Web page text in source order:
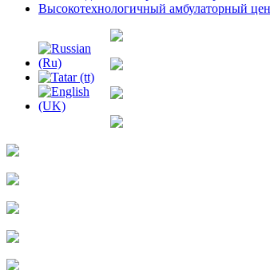
Высокотехнологичный амбулаторный